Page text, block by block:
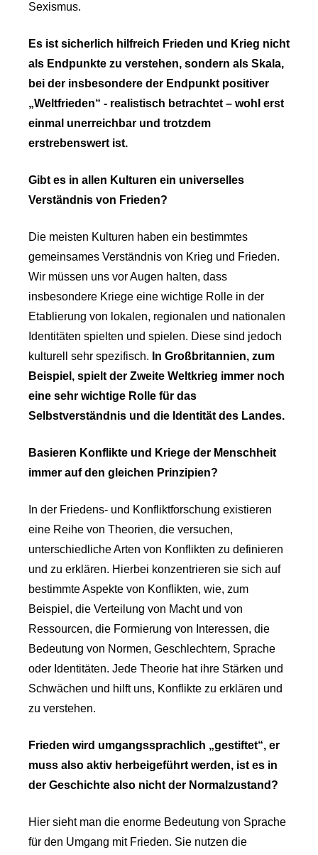
Sexismus.
Es ist sicherlich hilfreich Frieden und Krieg nicht
als Endpunkte zu verstehen, sondern als Skala,
bei der insbesondere der Endpunkt positiver
„Weltfrieden“ - realistisch betrachtet – wohl erst
einmal unerreichbar und trotzdem
erstrebenswert ist.
Gibt es in allen Kulturen ein universelles
Verständnis von Frieden?
Die meisten Kulturen haben ein bestimmtes
gemeinsames Verständnis von Krieg und Frieden.
Wir müssen uns vor Augen halten, dass
insbesondere Kriege eine wichtige Rolle in der
Etablierung von lokalen, regionalen und nationalen
Identitäten spielten und spielen. Diese sind jedoch
kulturell sehr spezifisch. In Großbritannien, zum
Beispiel, spielt der Zweite Weltkrieg immer noch
eine sehr wichtige Rolle für das
Selbstverständnis und die Identität des Landes.
Basieren Konflikte und Kriege der Menschheit
immer auf den gleichen Prinzipien?
In der Friedens- und Konfliktforschung existieren
eine Reihe von Theorien, die versuchen,
unterschiedliche Arten von Konflikten zu definieren
und zu erklären. Hierbei konzentrieren sie sich auf
bestimmte Aspekte von Konflikten, wie, zum
Beispiel, die Verteilung von Macht und von
Ressourcen, die Formierung von Interessen, die
Bedeutung von Normen, Geschlechtern, Sprache
oder Identitäten. Jede Theorie hat ihre Stärken und
Schwächen und hilft uns, Konflikte zu erklären und
zu verstehen.
Frieden wird umgangssprachlich „gestiftet“, er
muss also aktiv herbeigeführt werden, ist es in
der Geschichte also nicht der Normalzustand?
Hier sieht man die enorme Bedeutung von Sprache
für den Umgang mit Frieden. Sie nutzen die